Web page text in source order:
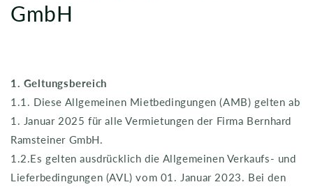
GmbH
1. Geltungsbereich
1.1. Diese Allgemeinen Mietbedingungen (AMB) gelten ab
1. Januar 2025 für alle Vermietungen der Firma Bernhard
Ramsteiner GmbH.
1.2.Es gelten ausdrücklich die Allgemeinen Verkaufs- und
Lieferbedingungen (AVL) vom 01. Januar 2023. Bei den